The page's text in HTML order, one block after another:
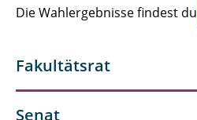
Die Wahlergebnisse findest du
Fakultätsrat
Senat